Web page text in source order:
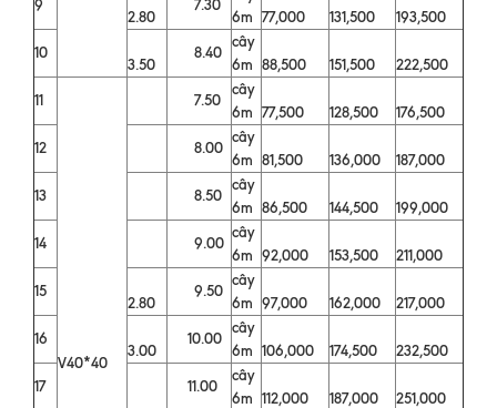
9
2.80
7.30
6m 77,000 131,500
193,500
10
3.50
8.40
cây
6m 88,500 151,500
222,500
11
V40*40
7.50
cây
6m 77,500 128,500
176,500
12
8.00
cây
6m 81,500 136,000
187,000
13
8.50
cây
6m 86,500 144,500
199,000
14
9.00
cây
6m 92,000 153,500
211,000
15
2.80
9.50
cây
6m 97,000 162,000
217,000
16
3.00
10.00
cây
6m 106,000 174,500
232,500
17
11.00
cây
6m 112,000 187,000
251,000